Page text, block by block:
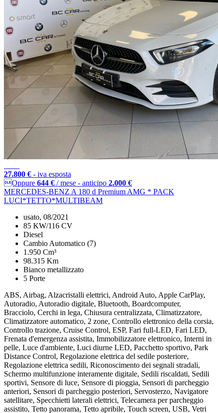
27.800 € - iva esposta
Oppure 644 € / mese - anticipo 2.000 €
MERCEDES-BENZ A 180 d Premium AMG * PACK
LUCI*TETTO*MULTIBEAM
usato, 08/2021
85 KW/116 CV
Diesel
Cambio Automatico (7)
1.950 Cm³
98.315 Km
Bianco metallizzato
5 Porte
ABS, Airbag, Alzacristalli elettrici, Android Auto, Apple CarPlay,
Autoradio, Autoradio digitale, Bluetooth, Boardcomputer,
Bracciolo, Cerchi in lega, Chiusura centralizzata, Climatizzatore,
Climatizzatore automatico, 2 zone, Controllo elettronico della corsia,
Controllo trazione, Cruise Control, ESP, Fari full-LED, Fari LED,
Frenata d'emergenza assistita, Immobilizzatore elettronico, Interni in
pelle, Luce d'ambiente, Luci diurne LED, Pacchetto sportivo, Park
Distance Control, Regolazione elettrica del sedile posteriore,
Regolazione elettrica sedili, Riconoscimento dei segnali stradali,
Schermo multifunzione interamente digitale, Sedili riscaldati, Sedili
sportivi, Sensore di luce, Sensore di pioggia, Sensori di parcheggio
anteriori, Sensori di parcheggio posteriori, Servosterzo, Navigatore
satellitare, Specchietti laterali elettrici, Telecamera per parcheggio
assistito, Tetto panorama, Tetto apribile, Touch screen, USB, Vetri